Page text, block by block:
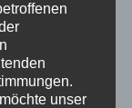
unser